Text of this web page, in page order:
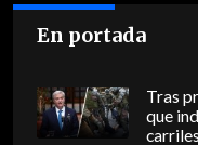
En portada
Tras
que